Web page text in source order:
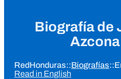
Biografía de
RedHonduras::Biografías::
Read in English